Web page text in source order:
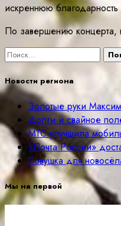
искреннюю благодарность
По завершению концерта,
Найти:
Новости региона
Золотые руки
Долги и свайное
МТС улучшила
«Почта России»
Ловушка для
Мы на первой